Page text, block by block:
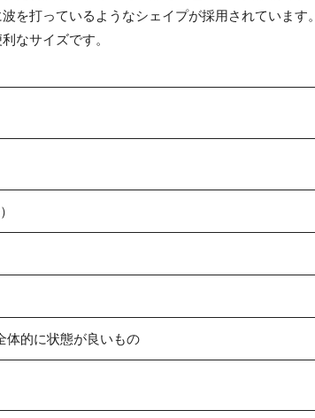
を打っているようなシェイプが採用されています。
なサイズです。
体的に状態が良いもの